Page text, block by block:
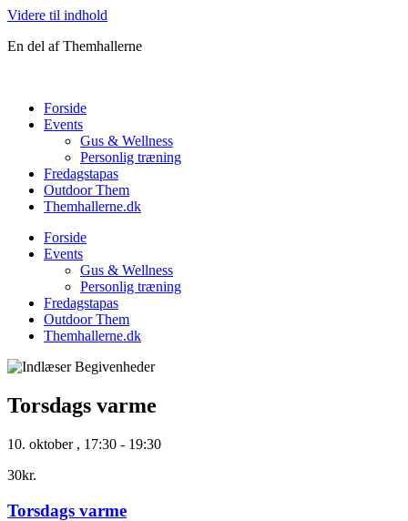
Videre til indhold
En del af Themhallerne
Forside
Events
Gus & Wellness
Personlig træning
Fredagstapas
Outdoor Them
Themhallerne.dk
Forside
Events
Gus & Wellness
Personlig træning
Fredagstapas
Outdoor Them
Themhallerne.dk
Torsdags varme
10. oktober , 17:30 - 19:30
30kr.
Torsdags varme